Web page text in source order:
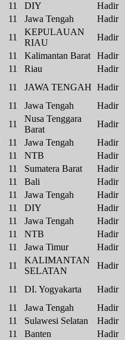
11 DIY
Hadir
11 Jawa Tengah
Hadir
11
KEPULAUAN
RIAU
Hadir
11 Kalimantan Barat
Hadir
11 Riau
Hadir
11 JAWA TENGAH Hadir
11 Jawa Tengah
Hadir
11
Nusa Tenggara
Barat
Hadir
11 Jawa Tengah
Hadir
11 NTB
Hadir
11 Sumatera Barat
Hadir
11 Bali
Hadir
11 Jawa Tengah
Hadir
11 DIY
Hadir
11 Jawa Tengah
Hadir
11 NTB
Hadir
11 Jawa Timur
Hadir
11
KALIMANTAN
SELATAN
Hadir
11 DI. Yogyakarta
Hadir
11 Jawa Tengah
Hadir
11 Sulawesi Selatan
Hadir
11 Banten
Hadir